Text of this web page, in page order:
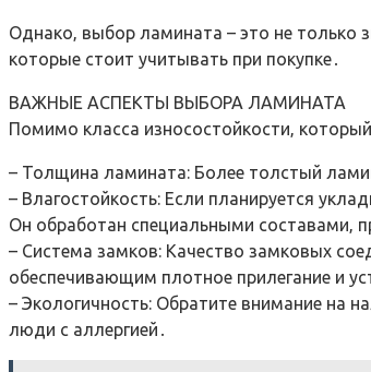
Однако‚ выбор ламината – это не только
которые стоит учитывать при покупке․
ВАЖНЫЕ АСПЕКТЫ ВЫБОРА ЛАМИНАТА
Помимо класса износостойкости‚
– Толщина ламината: Более толстый
– Влагостойкость: Если планируется
Он обработан специальными
– Система замков: Качество замковых
обеспечивающим плотное прилегание и
– Экологичность: Обратите внимание на
люди с аллергией․